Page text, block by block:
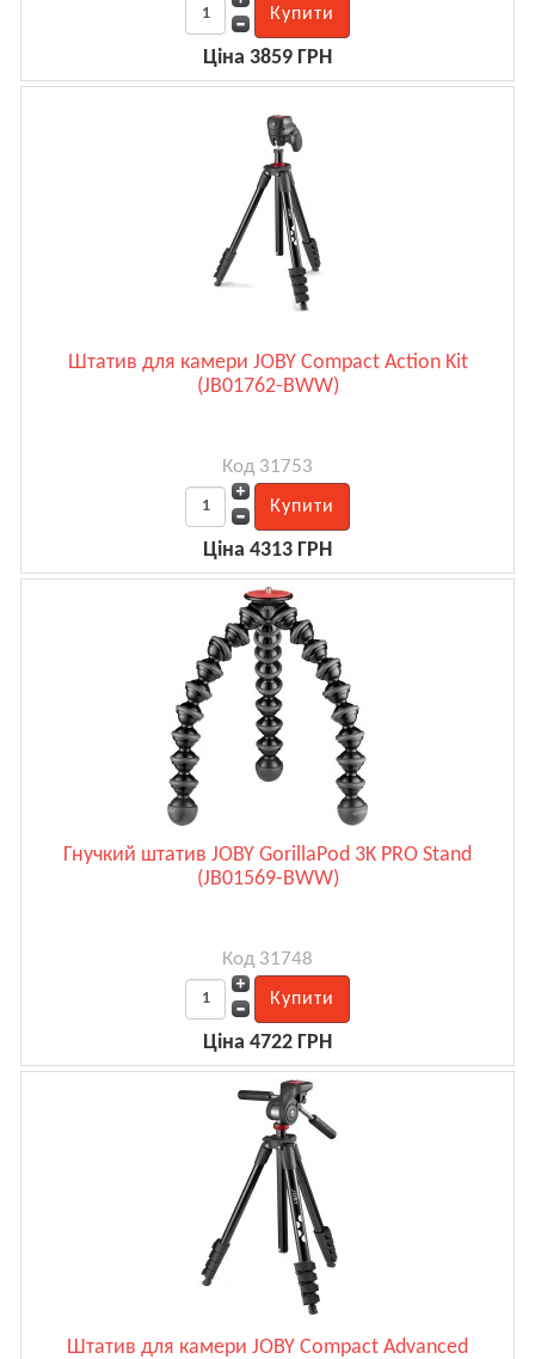
Ціна 3859 ГРН
Штатив для камери JOBY Compact Action Kit
(JB01762-BWW)
Код 31753
Ціна 4313 ГРН
Гнучкий штатив JOBY GorillaPod 3K PRO Stand
(JB01569-BWW)
Код 31748
Ціна 4722 ГРН
Штатив для камери JOBY Compact Advanced